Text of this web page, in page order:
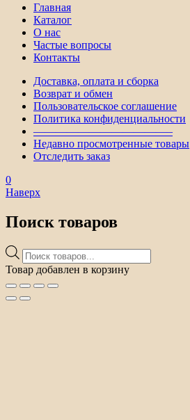
Главная
Каталог
О нас
Частые вопросы
Контакты
Доставка, оплата и сборка
Возврат и обмен
Пользовательское соглашение
Политика конфиденциальности
————————————–
Недавно просмотренные товары
Отследить заказ
0
Наверх
Поиск товаров
Поиск
товаров
Товар добавлен в корзину